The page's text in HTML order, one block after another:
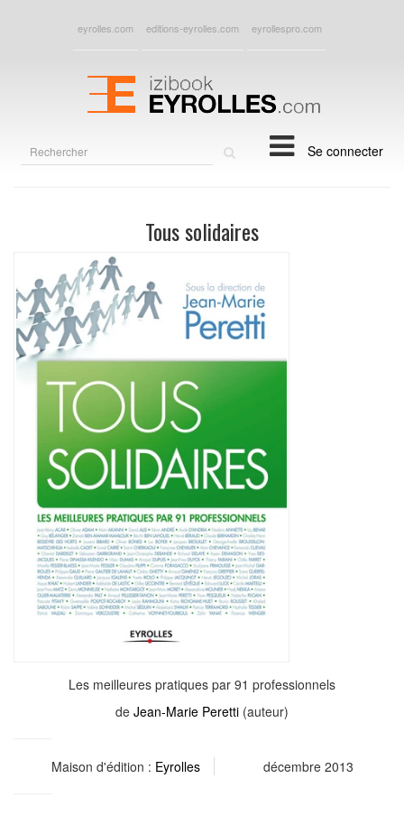
eyrolles.com editions-eyrolles.com eyrollespro.com
Se connecter
Tous solidaires
Les meilleures pratiques par 91 professionnels
de Jean-Marie Peretti (auteur)
Maison d'édition : Eyrolles décembre 2013